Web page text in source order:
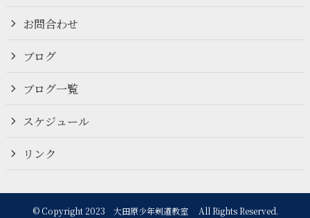
お問合わせ
ブログ
ブログ一覧
スケジュール
リンク
©Copyright 2023 大田原少年剣道教室 All Rights Reserved.